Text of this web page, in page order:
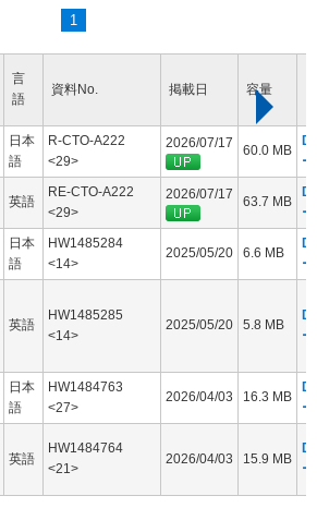
1
言
語
資料No. 掲載日 容量
日本
語
R-CTO-A222
<29>
2026/07/17 60.0 MB
英語
RE-CTO-A222
<29>
2026/07/17 63.7 MB
日本
語
HW1485284
<14>
2025/05/20 6.6 MB
英語
HW1485285
<14>
2025/05/20 5.8 MB
日本
語
HW1484763
<27>
2026/04/03 16.3 MB
英語
HW1484764
<21>
2026/04/03 15.9 MB